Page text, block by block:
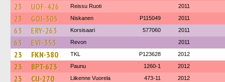
23 UOF-426 Reissu Ruoti 2011
23 GOI-305 Niskanen P115049 2011
63 ERY-263 Korsisaari 577060 2011
63 EVI-353 Revon 2011
23 FKN-380 TKL P123628 2012
23 BPT-623 Paunu 1260-1 2012
23 CIJ-270 Liikenne Vuorela 473-11 2012